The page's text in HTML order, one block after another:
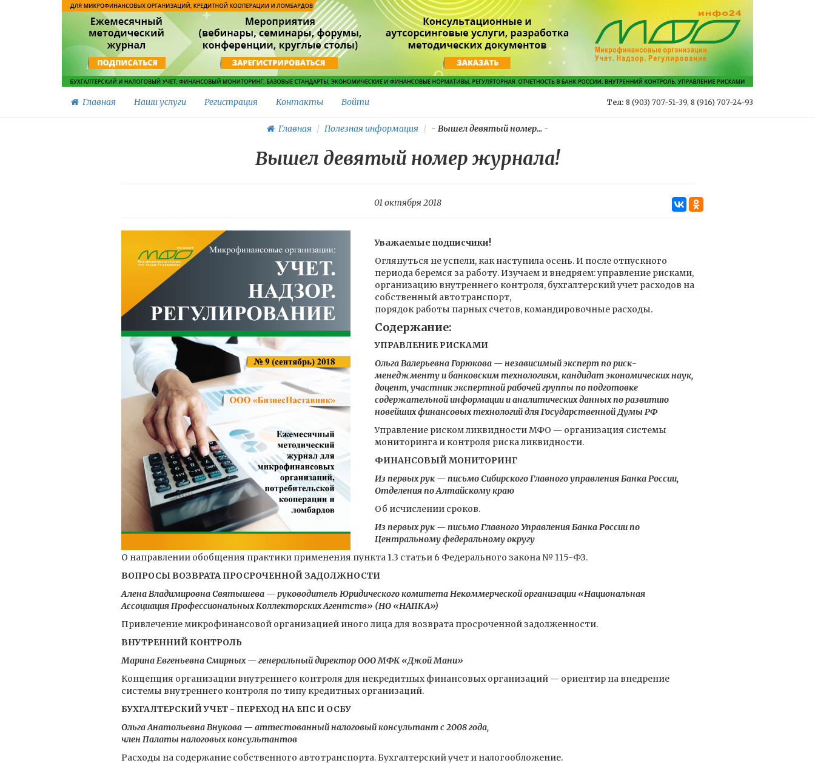
Главная Наши услуги Регистрация Контакты Войти Тел: 8 (903) 707-51-39, 8 (916) 707-24-93
Главная Полезная информация - Вышел девятый номер...-
Вышел девятый номер журнала!
01 октября 2018
Уважаемые подписчики!
Оглянуться не успели, как наступила осень. И после отпускного
периода беремся за работу. Изучаем и внедряем: управление рисками,
организацию внутреннего контроля, бухгалтерский учет расходов на
собственный автотранспорт,
порядок работы парных счетов, командировочные расходы.
Содержание:
УПРАВЛЕНИЕ РИСКАМИ
Ольга Валерьевна Горюкова — независимый эксперт по риск-
менеджменту и банковским технологиям, кандидат экономических наук,
доцент, участник экспертной рабочей группы по подготовке
содержательной информации и аналитических данных по развитию
новейших финансовых технологий для Государственной Думы РФ
Управление риском ликвидности МФО — организация системы
мониторинга и контроля риска ликвидности.
ФИНАНСОВЫЙ МОНИТОРИНГ
Из первых рук — письмо Сибирского Главного управления Банка России,
Отделения по Алтайскому краю
Об исчислении сроков.
Из первых рук — письмо Главного Управления Банка России по
Центральному федеральному округу
О направлении обобщения практики применения пункта 1.3 статьи 6 Федерального закона № 115-ФЗ.
ВОПРОСЫ ВОЗВРАТА ПРОСРОЧЕННОЙ ЗАДОЛЖНОСТИ
Алена Владимировна Святышева — руководитель Юридического комитета Некоммерческой организации «Национальная
Ассоциация Профессиональных Коллекторских Агентств» (НО «НАПКА»)
Привлечение микрофинансовой организацией иного лица для возврата просроченной задолженности.
ВНУТРЕННИЙ КОНТРОЛЬ
Марина Евгеньевна Смирных — генеральный директор ООО МФК «Джой Мани»
Концепция организации внутреннего контроля для некредитных финансовых организаций — ориентир на внедрение
системы внутреннего контроля по типу кредитных организаций.
БУХГАЛТЕРСКИЙ УЧЕТ - ПЕРЕХОД НА ЕПС И ОСБУ
Ольга Анатольевна Внукова — аттестованный налоговый консультант с 2008 года,
член Палаты налоговых консультантов
Расходы на содержание собственного автотранспорта. Бухгалтерский учет и налогообложение.